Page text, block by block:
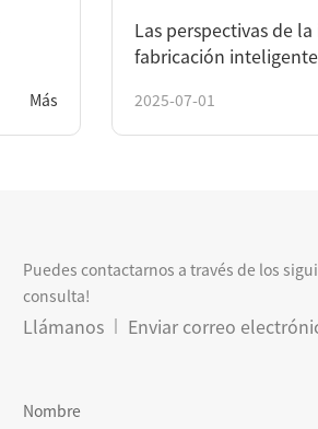
Más
Las perspectivas de
fabricación inteligente
2025-07-01
Puedes contactarnos a través de los
consulta!
Llámanos Enviar correo